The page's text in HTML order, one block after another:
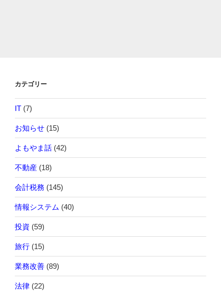
カテゴリー
IT (7)
お知らせ (15)
よもやま話 (42)
不動産 (18)
会計税務 (145)
情報システム (40)
投資 (59)
旅行 (15)
業務改善 (89)
法律 (22)